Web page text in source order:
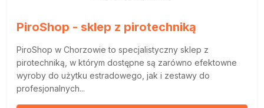
PiroShop - sklep z pirotechniką
PiroShop w Chorzowie to specjalistyczny sklep z
pirotechniką, w którym dostępne są zarówno efektowne
wyroby do użytku estradowego, jak i zestawy do
profesjonalnych...